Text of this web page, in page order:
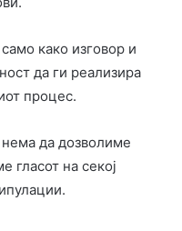
како изговор и
да ги реализира
процес.
да дозволиме
гласот на секој